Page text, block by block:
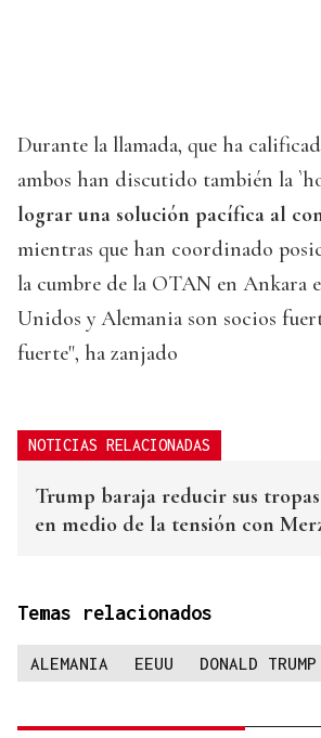
Durante la llamada, que ha
ambos han discutido también la
lograr una solución pacífica al
mientras que han coordinado
la cumbre de la OTAN en Ankara
Unidos y Alemania son socios
fuerte", ha zanjado
NOTICIAS RELACIONADAS
Trump baraja reducir sus
en medio de la tensión con
Temas relacionados
ALEMANIA EEUU DONALD TRUMP